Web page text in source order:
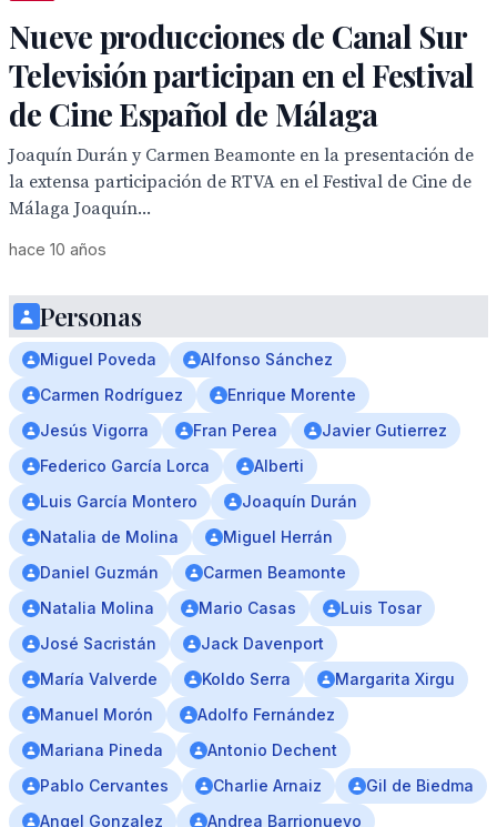
Nueve producciones de Canal Sur
Televisión participan en el Festival
de Cine Español de Málaga
Joaquín Durán y Carmen Beamonte en la presentación de
la extensa participación de RTVA en el Festival de Cine de
Málaga Joaquín...
hace 10 años
Personas
Miguel Poveda
Alfonso Sánchez
Carmen Rodríguez
Enrique Morente
Jesús Vigorra
Fran Perea
Javier Gutierrez
Federico García Lorca
Alberti
Luis García Montero
Joaquín Durán
Natalia de Molina
Miguel Herrán
Daniel Guzmán
Carmen Beamonte
Natalia Molina
Mario Casas
Luis Tosar
José Sacristán
Jack Davenport
María Valverde
Koldo Serra
Margarita Xirgu
Manuel Morón
Adolfo Fernández
Mariana Pineda
Antonio Dechent
Pablo Cervantes
Charlie Arnaiz
Gil de Biedma
Angel Gonzalez
Andrea Barrionuevo